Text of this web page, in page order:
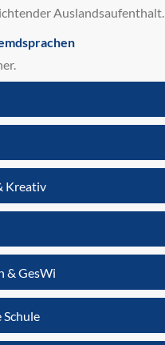
Auslandsaufenthalt.
Kreativ
& GesWi